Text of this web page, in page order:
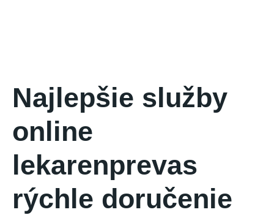
Najlepšie služby
online
lekarenprevas
rýchle doručenie